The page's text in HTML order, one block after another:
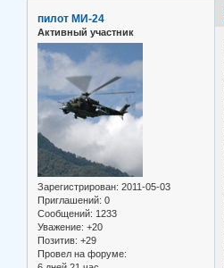
пилот МИ-24
Активный участник
Зарегистрирован: 2011-05-03
Приглашений: 0
Сообщений: 1233
Уважение: +20
Позитив: +29
Провел на форуме: